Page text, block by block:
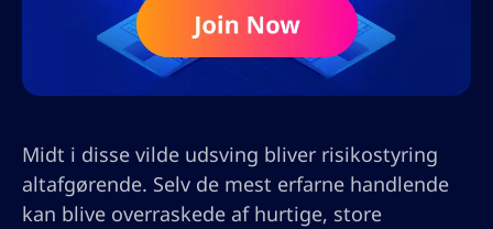
Midt i disse vilde udsving bliver risikostyring
altafgørende. Selv de mest erfarne handlende
kan blive overraskede af hurtige, store